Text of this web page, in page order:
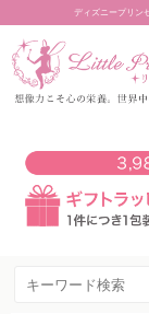
ディズニープリン